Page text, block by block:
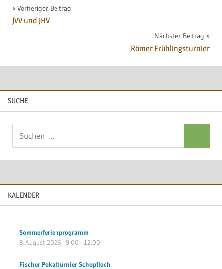
Beitragsnavigation
Vorheriger Beitrag
JVV und JHV
Nächster Beitrag
Römer Frühlingsturnier
SUCHE
KALENDER
Sommerferienprogramm
8. August 2026 9:00 - 12:00
Fischer Pokalturnier Schopfloch